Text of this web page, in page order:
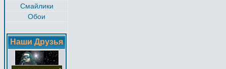
Смайлики
Обои
Наши Друзья